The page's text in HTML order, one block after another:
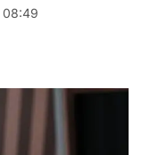
08:49